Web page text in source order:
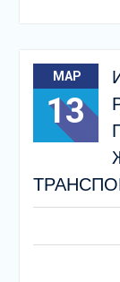
МАР
13